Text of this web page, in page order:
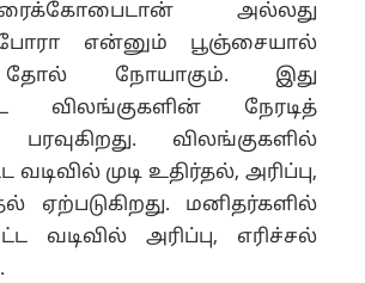
அல்லது
என்னும் பூஞ்சையால்
தோல் நோயாகும். இது
விலங்குகளின் நேரடித்
விலங்குகளில்
முடி உதிர்தல், அரிப்பு,
ஏற்படுகிறது. மனிதர்களில்
வடிவில் அரிப்பு, எரிச்சல்